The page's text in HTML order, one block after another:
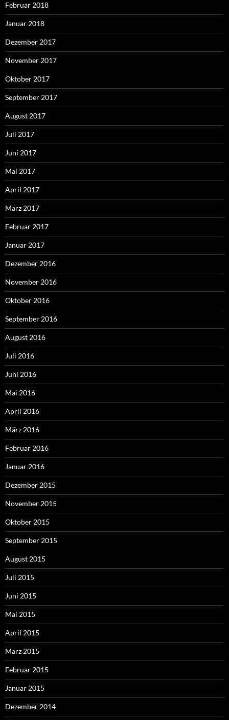
Februar 2018
Januar 2018
Dezember 2017
November 2017
Oktober 2017
September 2017
August 2017
Juli 2017
Juni 2017
Mai 2017
April 2017
März 2017
Februar 2017
Januar 2017
Dezember 2016
November 2016
Oktober 2016
September 2016
August 2016
Juli 2016
Juni 2016
Mai 2016
April 2016
März 2016
Februar 2016
Januar 2016
Dezember 2015
November 2015
Oktober 2015
September 2015
August 2015
Juli 2015
Juni 2015
Mai 2015
April 2015
März 2015
Februar 2015
Januar 2015
Dezember 2014